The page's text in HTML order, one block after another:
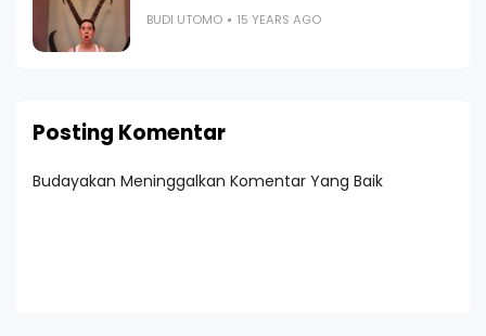
BUDI UTOMO 15 YEARS AGO
Posting Komentar
Budayakan Meninggalkan Komentar Yang Baik